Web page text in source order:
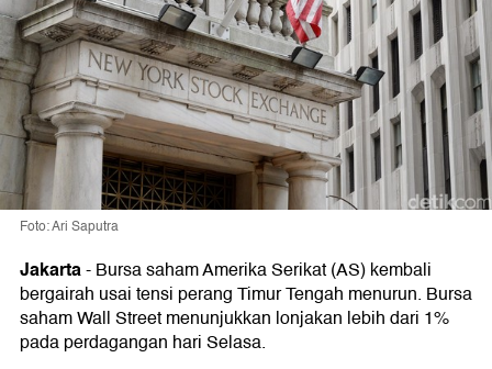
Foto: Ari Saputra
Jakarta-Bursa saham Amerika Serikat (AS) kembali
bergairah usai tensi perang Timur Tengah menurun. Bursa
saham Wall Street menunjukkan lonjakan lebih dari 1%
pada perdagangan hari Selasa.